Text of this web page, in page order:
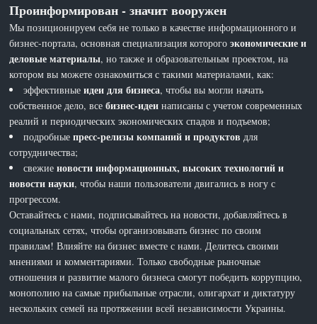
Проинформирован - значит вооружен
Мы позиционируем себя не только в качестве информационного и
бизнес-портала, основная специализация которогоэкономические и
деловые материалы, но также и образовательным проектом, на
котором вы можете ознакомиться с такими материалами, как:
эффективныеидеи для бизнеса, чтобы вы могли начать
собственное дело, всебизнес-идеи написаны с учетом современных
реалий и периодических экономических спадов и подъемов;
подробныепресс-релизы компаний и продуктов для
сотрудничества;
свежиеновости информационных, высоких технологий и
новости науки, чтобы наши пользователи двигались в ногу с
прогрессом.
Оставайтесь с нами, подписывайтесь на новости, добавляйтесь в
социальных сетях, чтобы организовывать бизнес по своим
правилам! Влияйте на бизнес вместе с нами. Делитесь своими
мнениями и комментариями. Только свободные рыночные
отношения и развитие малого бизнеса смогут победить коррупцию,
монополию на самые прибыльные отрасли, олигархат и диктатуру
нескольких семей на протяжении всей независимости Украины.